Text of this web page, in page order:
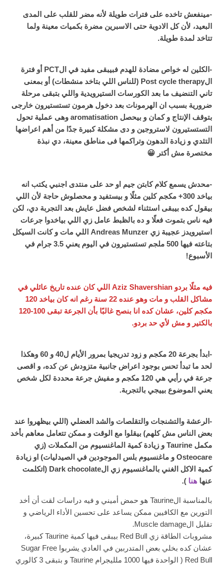
-مينفعش تاخده على فترات طويلة لأنه مضر للقلب على المدى
البعيد، لأن كل الادوية حتى الاسبرين مضرة بكميات معينة ولما
تتاخد لمدة طويلة.
-الكلين له خواص مضادة للهدم فبيبقى مفيد في الPCT أو فترة
الPost cycle therapy (للناس اللي بتاخد منشطات) أو بمعنى
تاني التنضيف ما بعد الكورسات الستيرويدية واللي بتبقى مرحلة
ضرورية بسبب ان الهرمونات بعد دخول هرمون تستستيرون خارجى
بتوقف الإنتاج و كمان و بيحصل aromatisation وهى عملية تحول
التستستيرون لاستروجين و دى مشكلة كبيرة جدًا من أهم اعراضها
التثدي و زيادة الدهون وتراكمها فى مناطق معينة، دي نبذة
مختصرة مش أكتر 😀
-محدش يسمع كلام كابتن جيم او حد على منتدى اجنبي يكتب انه
بياخد 300+ مكجم كلين مثلًا و بيستفيد و محصلوش حاجة لأن اللي
بيقول كده بيبقى استثناء لشخص فضل عايش بعد التجربة دي، لكن
فيه ناس بتموت فعلًا و ده بالظبط عامل زي اللي بياخدوا جرعات
استيرويدز عجيبة زي Andreas Munzer اللي مات و كانت السيكل
بتاعته فيها 500 ملجم تستستيرون في اليوم يعني 3.5 جرام في
الأسبوع!
فيه مثلًا بردو Aziz Shavershian اللي كان عنده تاريخ عائلي في
مشاكل القلب و مات وهو عنده 22 سنة رغم انه كان بياخد 120
مكجم كلين، عشان كده انا بنصح غالبًا بأن الجرعة تبقى 100-120
بالكتير و مش لأي حد بردو.
-ابدأ بجرعة 20 مكجم و زود تدريجيا بمرور الأيام ل40 و 60 وهكذا
لحد ما تبدأ تحس بوجود اعراض جانبية متزودش عن كده، و اقصى
جرعة في رأيي هي 120 مكجم و مفيش جرعة محددة لكل شخص
يعني الموضوع بييجي بالتجربة.
-الرعشة والتشنجات والتقلصات والشد العضلي (اللي بيظهروا عند
بعض الناس مش كلهم) بيقلوا مع الوقت و ممكن تتعامل معاهم بأخد
مكمل Taurine و زيادة كمية الماغنسيوم من المكملات (زي
Osteocare و ماغنسيوم بلس الموجودين في الصيدليات) او زيادة
كمية الاكل الغني بالماغنسيوم زي الDark chocolate (اتكلمت
عنها هنا ).
بالمناسبة الTaurine هو حمض أميني و فيه دراسات لقت أن أخد
التورين مع الكافيين ممكن يساعد على تحسين الأداء الرياضي و
تقليل الMuscle damage.
مشروبات الطاقة زي Red Bull بيبقى فيها كمية Taurine كبيرة،
عشان كده بخلي بعض المتدربين في العادي يشربوا Sugar Free
Red Bull ( الواحدة فيها 1000 ملليجرام Taurine و بتبقى 3 كالوري